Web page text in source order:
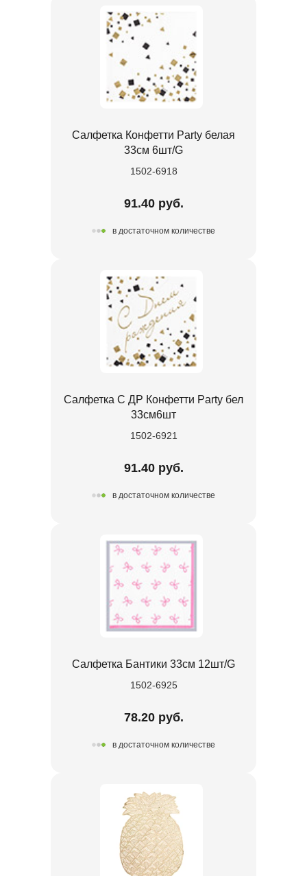
Салфетка Конфетти Party белая
33см 6шт/G
1502-6918
91.40 руб.
в достаточном количестве
Салфетка С ДР Конфетти Party бел
33см6шт
1502-6921
91.40 руб.
в достаточном количестве
Салфетка Бантики 33см 12шт/G
1502-6925
78.20 руб.
в достаточном количестве